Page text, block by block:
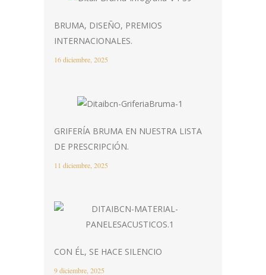
BRUMA, DISEÑO, PREMIOS
INTERNACIONALES.
16 diciembre, 2025
GRIFERÍA BRUMA EN NUESTRA LISTA
DE PRESCRIPCIÓN.
11 diciembre, 2025
CON ÉL, SE HACE SILENCIO
9 diciembre, 2025